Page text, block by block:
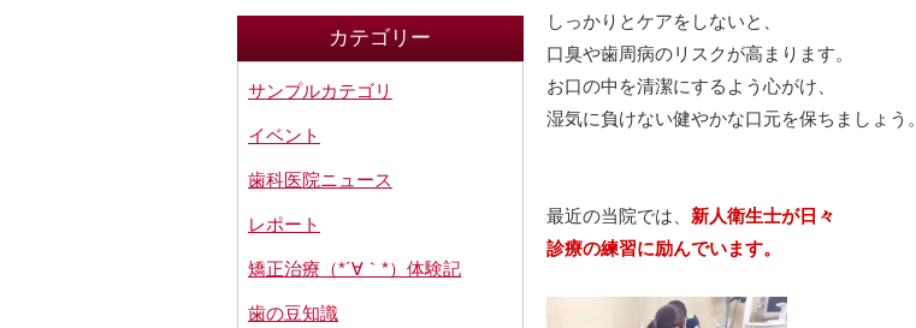
しっかりとケアをしないと、
口臭や歯周病のリスクが高まります。
お口の中を清潔にするよう心がけ、
湿気に負けない健やかな口元を保ちましょう。
最近の当院では、 新人衛生士が日々
診療の練習に励んでいます。
カテゴリー
サンプルカテゴリ
イベント
歯科医院ニュース
レポート
矯正治療（*´∀｀*）体験記
歯の豆知識